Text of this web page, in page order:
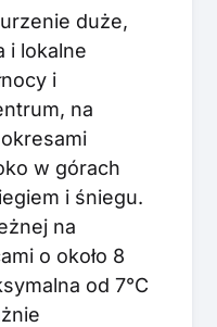
duże,
i lokalne
i
na
w górach
i śniegu.
na
o około 8
od 7°C